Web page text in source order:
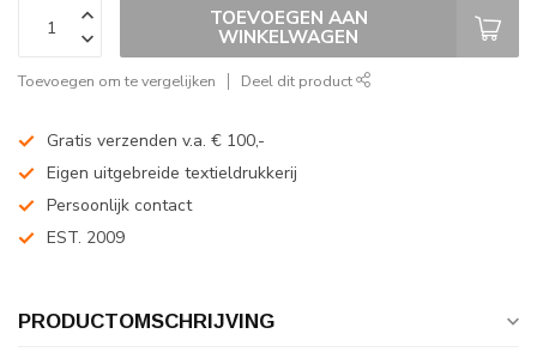
TOEVOEGEN AAN
WINKELWAGEN
Toevoegen om te vergelijken Deel dit product
Gratis verzenden v.a. € 100,-
Eigen uitgebreide textieldrukkerij
Persoonlijk contact
EST. 2009
PRODUCTOMSCHRIJVING